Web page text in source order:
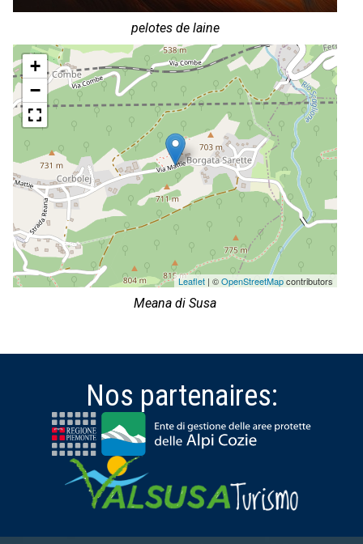
pelotes de laine
+
−
Leaflet | ©OpenStreetMapcontributors
Meana di Susa
Nos partenaires: